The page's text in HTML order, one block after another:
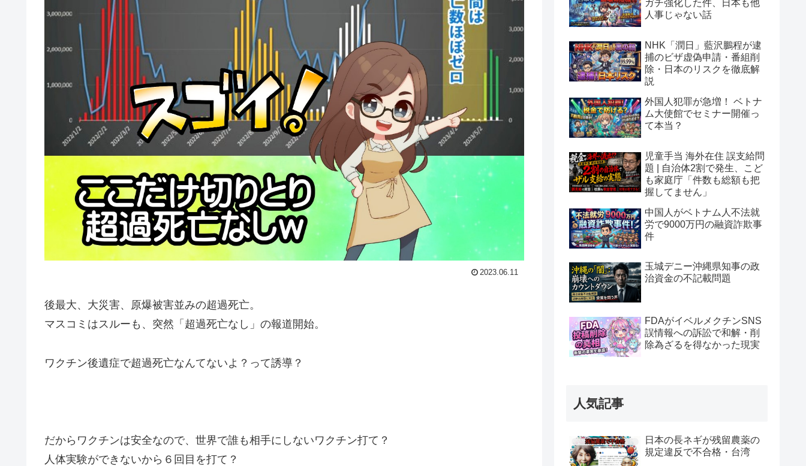
2023.06.11
後最大、大災害、原爆被害並みの超過死亡。
マスコミはスルーも、突然「超過死亡なし」の報道開始。
ワクチン後遺症で超過死亡なんてないよ？って誘導？
だからワクチンは安全なので、世界で誰も相手にしないワクチン打て？
人体実験ができないから６回目を打て？
ガチ強化した件、日本も他
人事じゃない話
NHK「潤日」藍沢鵬程が逮
捕のビザ虚偽申請・番組削
除・日本のリスクを徹底解
説
外国人犯罪が急増！ ベトナ
ム大使館でセミナー開催っ
て本当？
児童手当 海外在住 誤支給問
題 | 自治体2割で発生、こど
も家庭庁「件数も総額も把
握してません」
中国人がベトナム人不法就
労で9000万円の融資詐欺事
件
玉城デニー沖縄県知事の政
治資金の不記載問題
FDAがイベルメクチンSNS
誤情報への訴訟で和解・削
除為ざるを得なかった現実
人気記事
日本の長ネギが残留農薬の
規定違反で不合格・台湾